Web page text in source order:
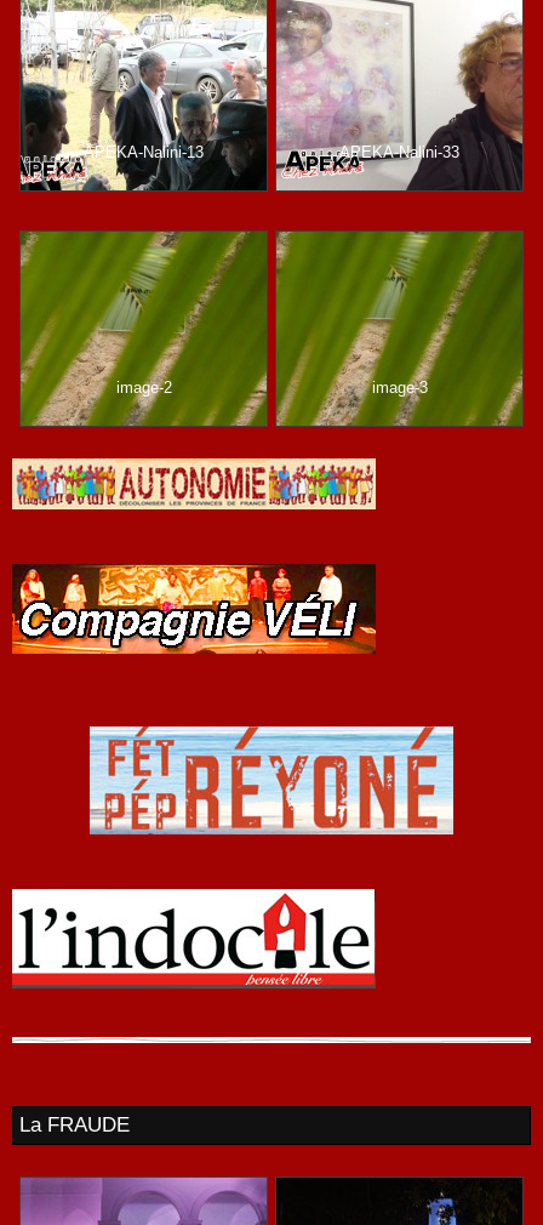
APEKA-Nalini-13 APEKA-Nalini-33
image-2 image-3
La FRAUDE